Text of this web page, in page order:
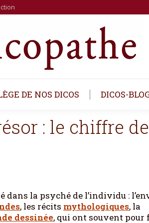
DE NOS DICOS DICOS-
: le chiffre
dans la psyché de l’individu :
, les récits mythologiques, la
dessinée, qui ont souvent pour